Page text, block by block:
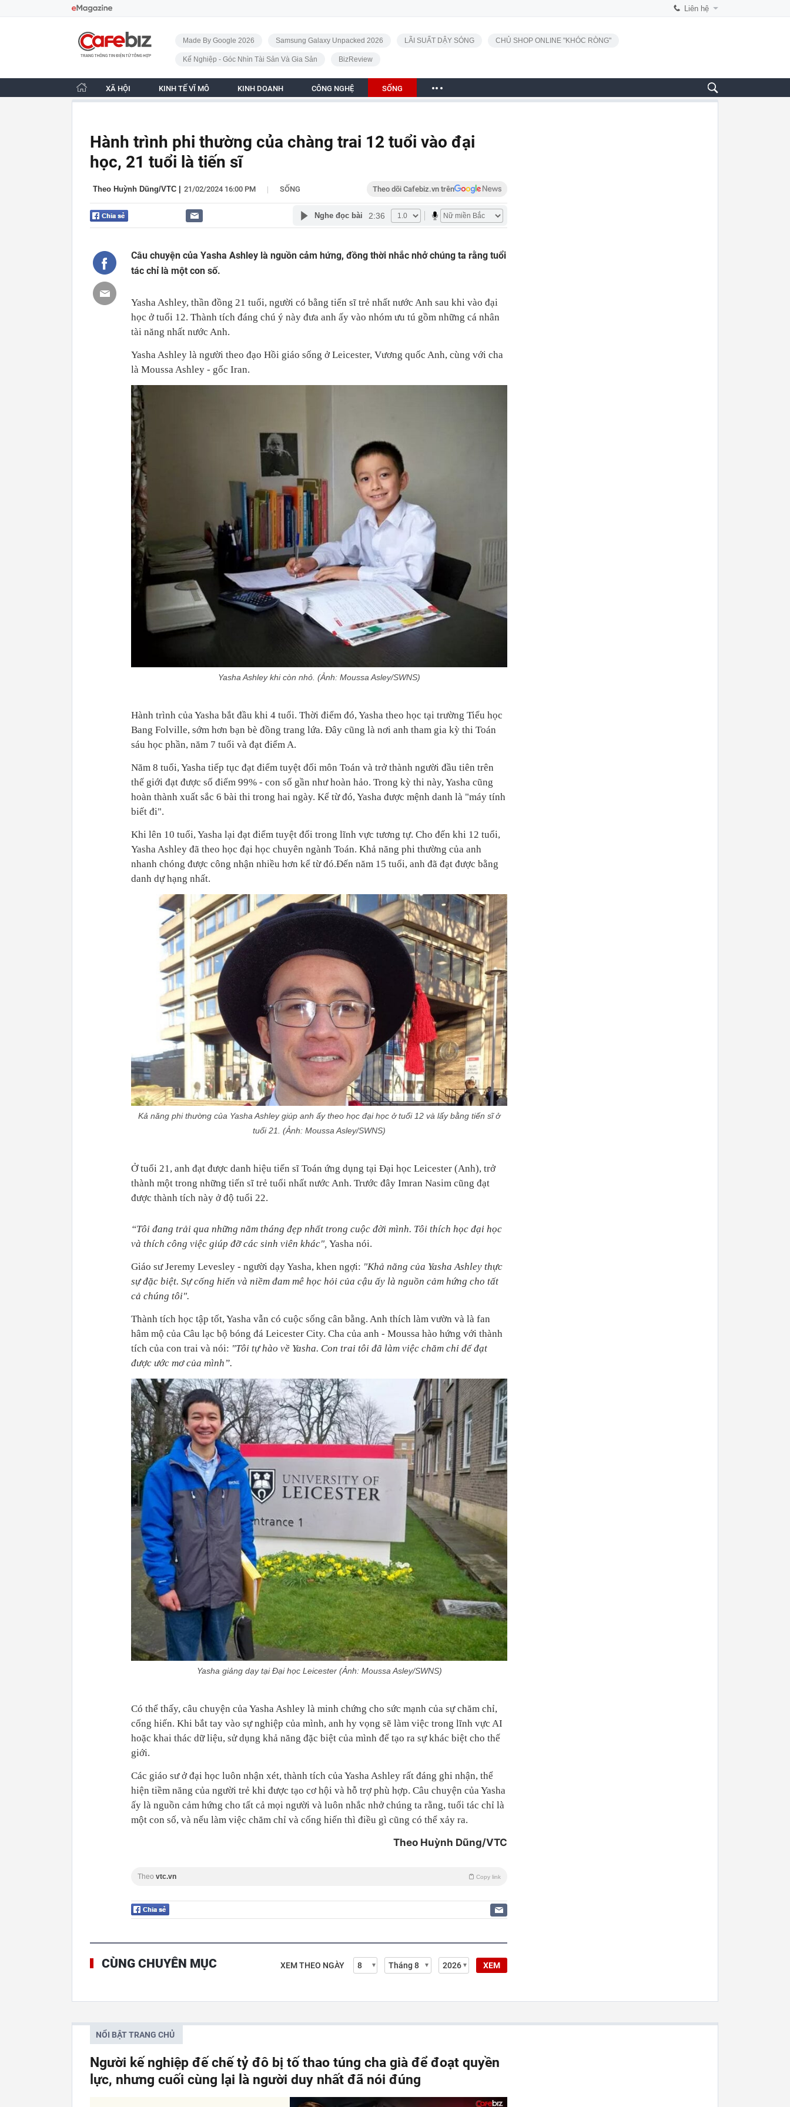
Liên hệ
CafeBiz - Trang chủ
Made By Google 2026 Samsung Galaxy Unpacked 2026 LÃI SUẤT DẬY SÓNG CHỦ SHOP ONLINE "KHÓC RÒNG"
Kế Nghiệp - Góc Nhìn Tài Sản Và Gia Sản BizReview
XÃ HỘI KINH TẾ VĨ MÔ KINH DOANH CÔNG NGHỆ SỐNG
Hành trình phi thường của chàng trai 12 tuổi vào đại
học, 21 tuổi là tiến sĩ
Theo Huỳnh Dũng/VTC 21/02/2024 16:00 PM | SỐNG Theo dõi Cafebiz.vn trên
Nghe đọc bài 2:36
Câu chuyện của Yasha Ashley là nguồn cảm hứng, đồng thời nhắc nhở chúng ta rằng tuổi
tác chỉ là một con số.
Yasha Ashley, thần đồng 21 tuổi, người có bằng tiến sĩ trẻ nhất nước Anh sau khi vào đại
học ở tuổi 12. Thành tích đáng chú ý này đưa anh ấy vào nhóm ưu tú gồm những cá nhân
tài năng nhất nước Anh.
Yasha Ashley là người theo đạo Hồi giáo sống ở Leicester, Vương quốc Anh, cùng với cha
là Moussa Ashley - gốc Iran.
Yasha Ashley khi còn nhỏ. (Ảnh: Moussa Asley/SWNS)
Hành trình của Yasha bắt đầu khi 4 tuổi. Thời điểm đó, Yasha theo học tại trường Tiểu học
Bang Folville, sớm hơn bạn bè đồng trang lứa. Đây cũng là nơi anh tham gia kỳ thi Toán
sáu học phần, năm 7 tuổi và đạt điểm A.
Năm 8 tuổi, Yasha tiếp tục đạt điểm tuyệt đối môn Toán và trở thành người đầu tiên trên
thế giới đạt được số điểm 99% - con số gần như hoàn hảo. Trong kỳ thi này, Yasha cũng
hoàn thành xuất sắc 6 bài thi trong hai ngày. Kể từ đó, Yasha được mệnh danh là "máy tính
biết đi".
Khi lên 10 tuổi, Yasha lại đạt điểm tuyệt đối trong lĩnh vực tương tự. Cho đến khi 12 tuổi,
Yasha Ashley đã theo học đại học chuyên ngành Toán. Khả năng phi thường của anh
nhanh chóng được công nhận nhiều hơn kể từ đó.Đến năm 15 tuổi, anh đã đạt được bằng
danh dự hạng nhất.
Kả năng phi thường của Yasha Ashley giúp anh ấy theo học đại học ở tuổi 12 và lấy bằng tiến sĩ ở
tuổi 21. (Ảnh: Moussa Asley/SWNS)
Ở tuổi 21, anh đạt được danh hiệu tiến sĩ Toán ứng dụng tại Đại học Leicester (Anh), trở
thành một trong những tiến sĩ trẻ tuổi nhất nước Anh. Trước đây Imran Nasim cũng đạt
được thành tích này ở độ tuổi 22.
“Tôi đang trải qua những năm tháng đẹp nhất trong cuộc đời mình. Tôi thích học đại học
và thích công việc giúp đỡ các sinh viên khác", Yasha nói.
Giáo sư Jeremy Levesley - người dạy Yasha, khen ngợi: "Khả năng của Yasha Ashley thực
sự đặc biệt. Sự cống hiến và niềm đam mê học hỏi của cậu ấy là nguồn cảm hứng cho tất
cả chúng tôi".
Thành tích học tập tốt, Yasha vẫn có cuộc sống cân bằng. Anh thích làm vườn và là fan
hâm mộ của Câu lạc bộ bóng đá Leicester City. Cha của anh - Moussa hào hứng với thành
tích của con trai và nói: "Tôi tự hào về Yasha. Con trai tôi đã làm việc chăm chỉ để đạt
được ước mơ của mình”.
Yasha giảng dạy tại Đại học Leicester (Ảnh: Moussa Asley/SWNS)
Có thể thấy, câu chuyện của Yasha Ashley là minh chứng cho sức mạnh của sự chăm chỉ,
cống hiến. Khi bắt tay vào sự nghiệp của mình, anh hy vọng sẽ làm việc trong lĩnh vực AI
hoặc khai thác dữ liệu, sử dụng khả năng đặc biệt của mình để tạo ra sự khác biệt cho thế
giới.
Các giáo sư ở đại học luôn nhận xét, thành tích của Yasha Ashley rất đáng ghi nhận, thể
hiện tiềm năng của người trẻ khi được tạo cơ hội và hỗ trợ phù hợp. Câu chuyện của Yasha
ấy là nguồn cảm hứng cho tất cả mọi người và luôn nhắc nhở chúng ta rằng, tuổi tác chỉ là
một con số, và nếu làm việc chăm chỉ và cống hiến thì điều gì cũng có thể xảy ra.
Theo Huỳnh Dũng/VTC
Theo vtc.vn Copy link
CÙNG CHUYÊN MỤC XEM THEO NGÀY XEM
NỔI BẬT TRANG CHỦ
Người kế nghiệp đế chế tỷ đô bị tố thao túng cha già để đoạt quyền
lực, nhưng cuối cùng lại là người duy nhất đã nói đúng